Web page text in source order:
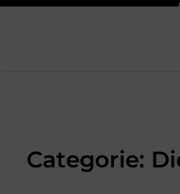
Categorie: